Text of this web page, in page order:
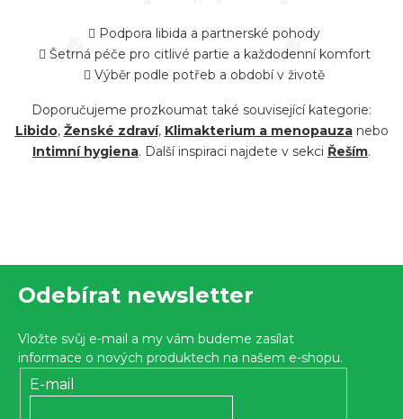
k
y
ý
p
Podpora libida a partnerské pohody
Šetrná péče pro citlivé partie a každodenní komfort
Výběr podle potřeb a období v životě
Doporučujeme prozkoumat také související kategorie:
Libido, Ženské zdraví, Klimakterium a menopauzanebo
Intimní hygiena. Další inspiraci najdete v sekci Řeším.
Odebírat newsletter
Vložte svůj e-mail a my vám budeme zasílat
informace o nových produktech na našem e-shopu.
E-mail